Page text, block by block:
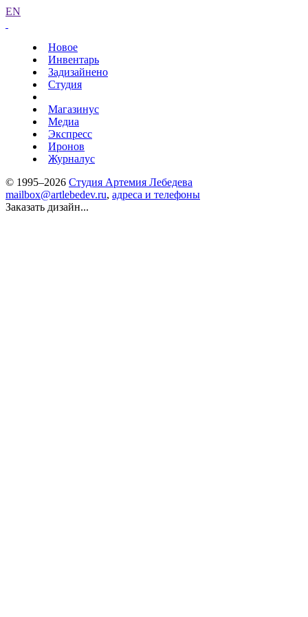
EN
Новое
Инвентарь
Задизайнено
Студия
Магазинус
Медиа
Экспресс
Иронов
Журналус
© 1995–2026 Студия Артемия Лебедева
mailbox@artlebedev.ru, адреса и телефоны
Заказать дизайн...